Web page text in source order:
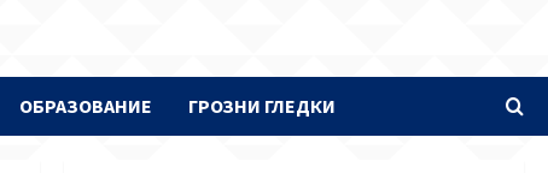
ОБРАЗОВАНИЕ ГРОЗНИ ГЛЕДКИ